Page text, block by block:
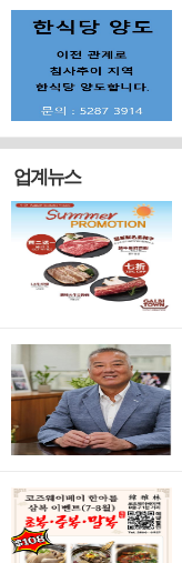
업계뉴스